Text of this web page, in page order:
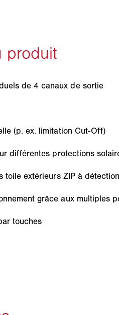
de 4 canaux de sortie
(p. ex. limitation Cut-Off)
différentes protections
toile extérieurs ZIP à
grâce aux multiples
touches